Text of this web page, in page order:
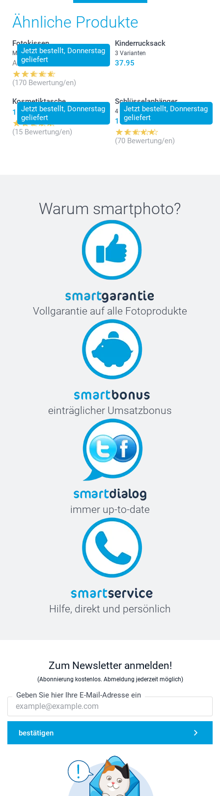
Ähnliche Produkte
Jetzt bestellt, Donnerstag
geliefert
Fotokissen
Mehr als 10 Varianten
Ab 28.95
(170 Bewertung/en)
Kinderrucksack
3 Varianten
37.95
Jetzt bestellt, Donnerstag
geliefert
Kosmetiktasche
16.95
(15 Bewertung/en)
Jetzt bestellt, Donnerstag
geliefert
Schlüsselanhänger
4 Varianten
11.95
(70 Bewertung/en)
Warum smartphoto?
Vollgarantie auf alle Fotoprodukte
einträglicher Umsatzbonus
immer up-to-date
Hilfe, direkt und persönlich
Zum Newsletter anmelden!
(Abonnierung kostenlos. Abmeldung jederzeit möglich)
Geben Sie hier Ihre E-Mail-Adresse ein
bestätigen